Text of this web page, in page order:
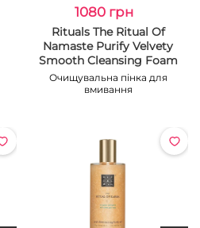
1080 грн
Rituals The Ritual Of
Namaste Purify Velvety
Smooth Cleansing Foam
Очищувальна пінка для
вмивання